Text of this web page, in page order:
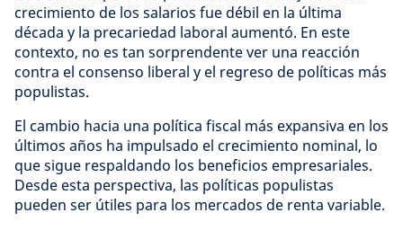
crecimiento de los salarios fue débil en la última
década y la precariedad laboral aumentó. En este
contexto, no es tan sorprendente ver una reacción
contra el consenso liberal y el regreso de políticas más
populistas.
El cambio hacia una política fiscal más expansiva en los
últimos años ha impulsado el crecimiento nominal, lo
que sigue respaldando los beneficios empresariales.
Desde esta perspectiva, las políticas populistas
pueden ser útiles para los mercados de renta variable.